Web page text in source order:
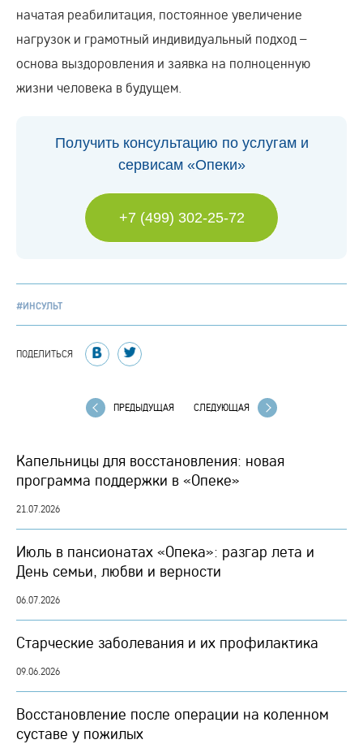
начатая реабилитация, постоянное увеличение
нагрузок и грамотный индивидуальный подход –
основа выздоровления и заявка на полноценную
жизни человека в будущем.
Получить консультацию по услугам и
сервисам «Опеки»
+7 (499) 302-25-72
#ИНСУЛЬТ
ПОДЕЛИТЬСЯ
ПРЕДЫДУЩАЯ СЛЕДУЮЩАЯ
Капельницы для восстановления: новая
программа поддержки в «Опеке»
21.07.2026
Июль в пансионатах «Опека»: разгар лета и
День семьи, любви и верности
06.07.2026
Старческие заболевания и их профилактика
09.06.2026
Восстановление после операции на коленном
суставе у пожилых